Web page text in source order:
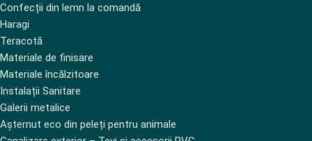
Confecții din lemn la comandă
Haragi
Teracotă
Materiale de finisare
Materiale încălzitoare
Instalații Sanitare
Galerii metalice
Așternut eco din peleți pentru animale